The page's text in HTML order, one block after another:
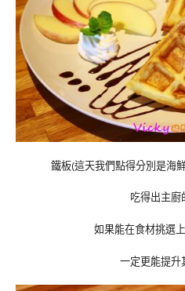
鐵板(這天我們點得分別是海
吃得出主廚
如果能在食材挑選
一定更能提升